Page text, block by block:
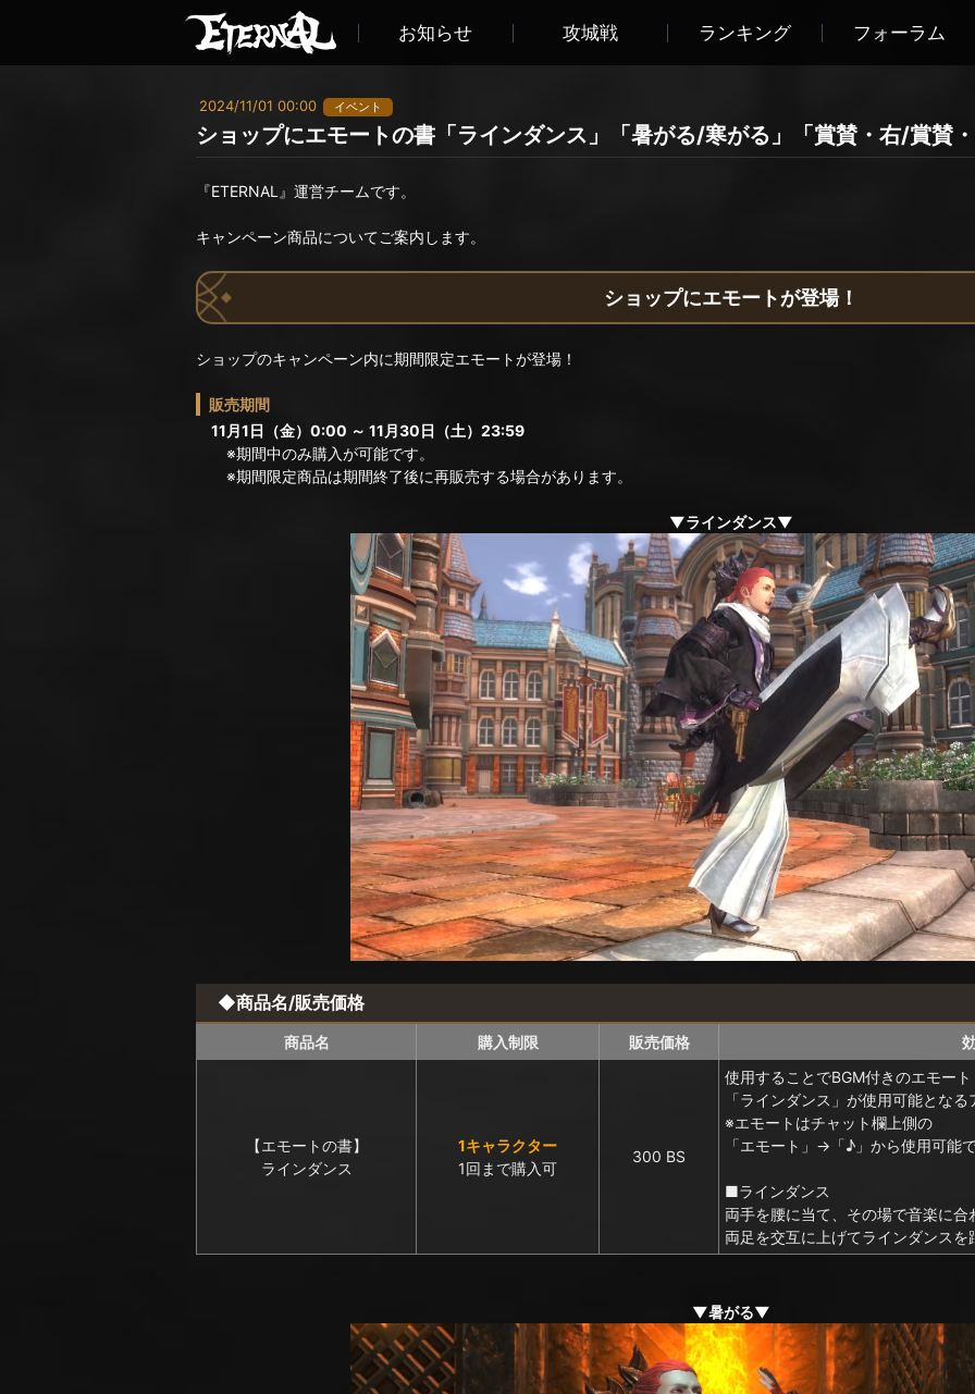
お知らせ 攻城戦 ランキング フォーラム
2024/11/01 00:00 イベント
ショップにエモートの書「ラインダンス」「暑がる/寒がる」「賞賛・右/賞賛
『ETERNAL』運営チームです。
キャンペーン商品についてご案内します。
ショップにエモートが登場！
ショップのキャンペーン内に期間限定エモートが登場！
販売期間
11月1日（金）0:00 ～ 11月30日（土）23:59
※期間中のみ購入が可能です。
※期間限定商品は期間終了後に再販売する場合があります。
▼ラインダンス▼
◆商品名/販売価格
商品名 購入制限 販売価格
【エモートの書】
ラインダンス
1キャラクター
1回まで購入可
300 BS
使用することでBGM付きのエモート
「ラインダンス」が使用可能とな
※エモートはチャット欄上側の
「エモート」→「♪」から使用可能
■ラインダンス
両手を腰に当て、その場で音楽に合
両足を交互に上げてラインダンスを
▼暑がる▼